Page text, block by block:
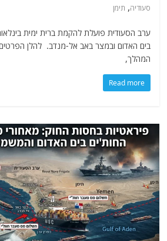
סעודיה, תימן
ערב הסעודית פועלת להקמת ברית ימית
בים האדום ובמצר באב אל-מנדב. להלן
המהלך,
Read more